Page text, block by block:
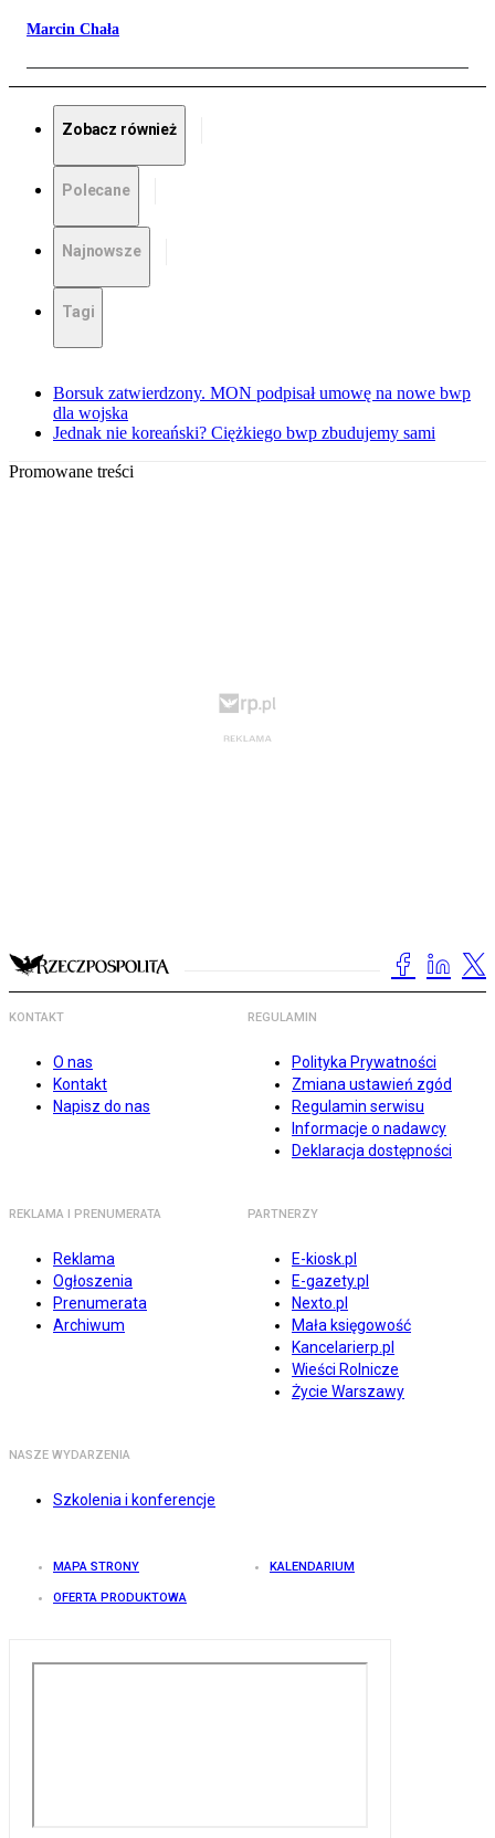
Marcin Chała
Zobacz również
Polecane
Najnowsze
Tagi
Borsuk zatwierdzony. MON podpisał umowę na nowe bwp
dla wojska
Jednak nie koreański? Ciężkiego bwp zbudujemy sami
Promowane treści
KONTAKT
O nas
Kontakt
Napisz do nas
REGULAMIN
Polityka Prywatności
Zmiana ustawień zgód
Regulamin serwisu
Informacje o nadawcy
Deklaracja dostępności
REKLAMA I PRENUMERATA
Reklama
Ogłoszenia
Prenumerata
Archiwum
PARTNERZY
E-kiosk.pl
E-gazety.pl
Nexto.pl
Mała księgowość
Kancelarierp.pl
Wieści Rolnicze
Życie Warszawy
NASZE WYDARZENIA
Szkolenia i konferencje
MAPA STRONY KALENDARIUM
OFERTA PRODUKTOWA